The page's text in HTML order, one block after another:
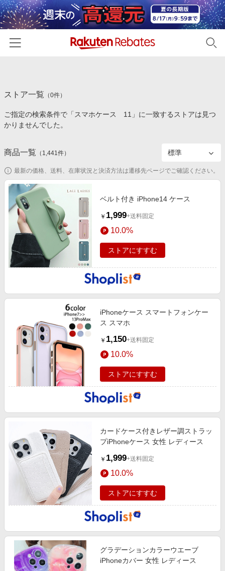
カテゴリー一覧
百貨店・総合ECモール
食品・スイーツ・お酒
コスメ・健康・医薬品
キッズ・ベビー用品
家電・PC・スマホ・カメラ
エンタメ
スポーツ・アウトドア・ゴルフ
インテリア・寝具
旅行・レジャー・ホテル予約
金融・マネー・保険
デジタルコンテンツ
ビジネス・その他サービス
イベント一覧
初回購入者限定特典
対象ストア新規限定特典
新着ストアのご紹介
電子書籍特集
楽天ペイ導入ストア
楽天サービス特集
旅行特集
わくわく夏特集
Apple公式サイト×楽天カード分割払い
Qoo10メガポ
Samsung ボーナスキャンペーン
週末の高還元 夏の長期版
楽天IDでログイン/会員登録
ストア一覧 （0件）
ご指定の検索条件で「スマホケース 11」に一致するストアは見つ
かりませんでした。
商品一覧 （ 1,441件）
最新の価格、送料、在庫状況と決済方法は遷移先ページでご確認ください。
ベルト付き iPhone14 ケース
￥ 1,999+送料固定
10.0%
ストアにすすむ
iPhoneケース スマートフォンケー
ス スマホ
￥ 1,150+送料固定
10.0%
ストアにすすむ
カードケース付きレザー調ストラッ
プiPhoneケース 女性 レディース
￥ 1,999+送料固定
10.0%
ストアにすすむ
グラデーションカラーウエーブ
iPhoneカバー 女性 レディース